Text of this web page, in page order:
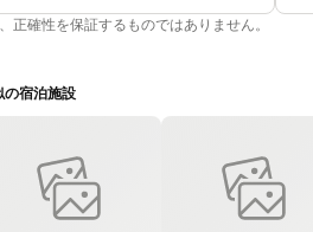
正確性を保証するものではありません。
の宿泊施設